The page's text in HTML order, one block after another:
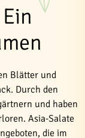
Blätter und
Durch den
und haben
Asia-Salate
die im